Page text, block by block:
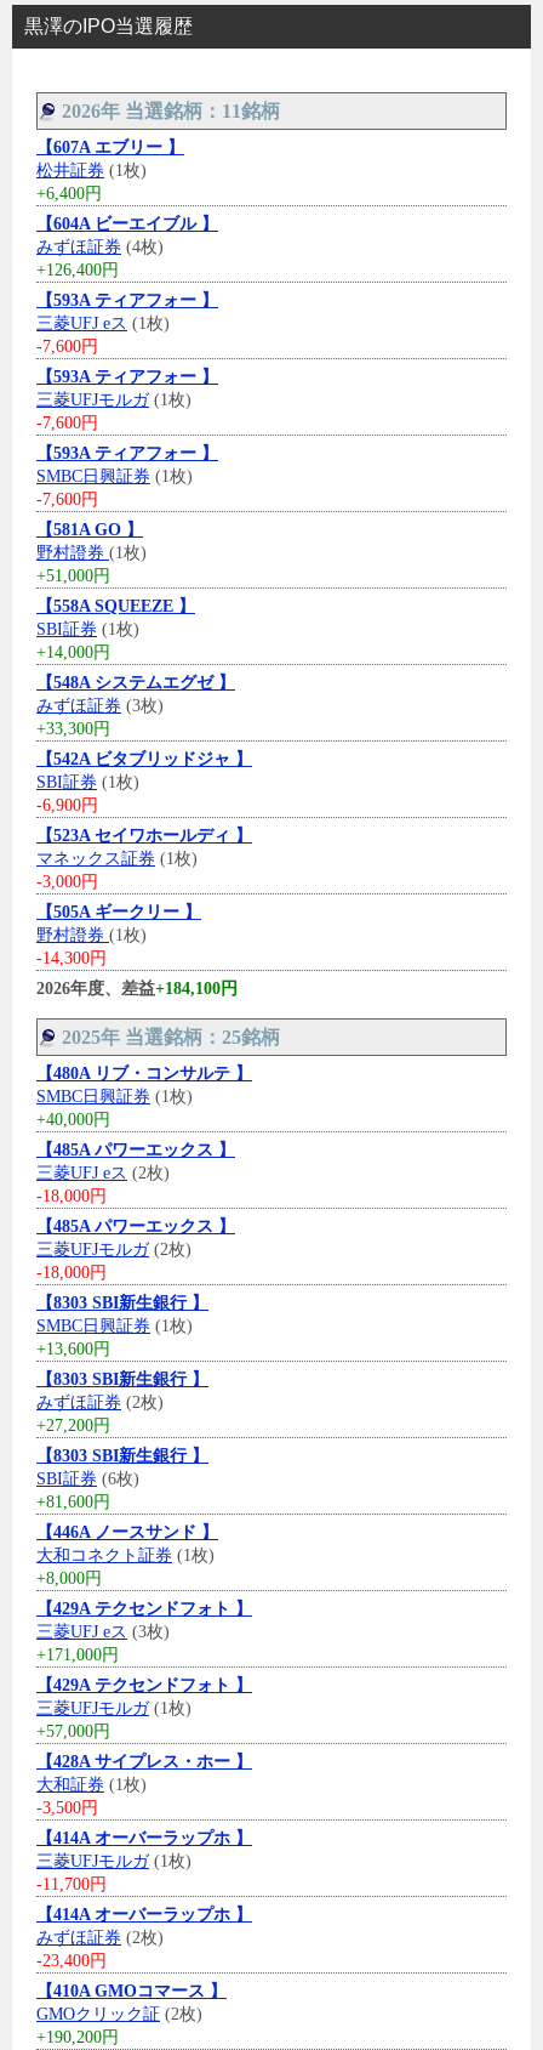
黒澤のIPO当選履歴
2026年 当選銘柄：11銘柄
【607A エブリー 】
松井証券 (1枚)
+6,400円
【604A ビーエイブル 】
みずほ証券 (4枚)
+126,400円
【593A ティアフォー 】
三菱UFJ eス (1枚)
-7,600円
【593A ティアフォー 】
三菱UFJモルガ(1枚)
-7,600円
【593A ティアフォー 】
SMBC日興証券 (1枚)
-7,600円
【581A GO 】
野村證券 (1枚)
+51,000円
【558A SQUEEZE 】
SBI証券 (1枚)
+14,000円
【548A システムエグゼ 】
みずほ証券 (3枚)
+33,300円
【542A ビタブリッドジャ 】
SBI証券 (1枚)
-6,900円
【523A セイワホールディ 】
マネックス証券 (1枚)
-3,000円
【505A ギークリー 】
野村證券 (1枚)
-14,300円
2026年度、差益+184,100円
2025年 当選銘柄：25銘柄
【480A リブ・コンサルテ 】
SMBC日興証券 (1枚)
+40,000円
【485A パワーエックス 】
三菱UFJ eス (2枚)
-18,000円
【485A パワーエックス 】
三菱UFJモルガ(2枚)
-18,000円
【8303 SBI新生銀行 】
SMBC日興証券 (1枚)
+13,600円
【8303 SBI新生銀行 】
みずほ証券 (2枚)
+27,200円
【8303 SBI新生銀行 】
SBI証券 (6枚)
+81,600円
【446A ノースサンド 】
大和コネクト証券 (1枚)
+8,000円
【429A テクセンドフォト 】
三菱UFJ eス (3枚)
+171,000円
【429A テクセンドフォト 】
三菱UFJモルガ(1枚)
+57,000円
【428A サイプレス・ホー 】
大和証券 (1枚)
-3,500円
【414A オーバーラップホ 】
三菱UFJモルガ(1枚)
-11,700円
【414A オーバーラップホ 】
みずほ証券 (2枚)
-23,400円
【410A GMOコマース 】
GMOクリック証 (2枚)
+190,200円